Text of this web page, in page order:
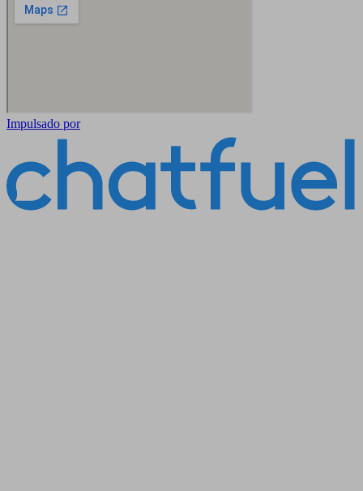
Impulsado por